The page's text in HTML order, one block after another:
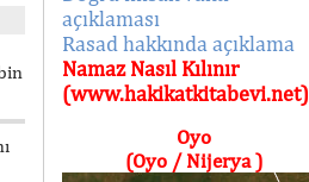
açıklaması
Rasad hakkında açıklama
Namaz Nasıl Kılınır
(www.hakikatkitabevi.net)
Oyo
(Oyo / Nijerya )